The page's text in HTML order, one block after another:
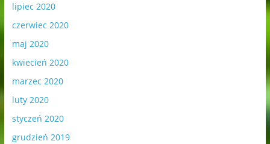
lipiec 2020
czerwiec 2020
maj 2020
kwiecień 2020
marzec 2020
luty 2020
styczeń 2020
grudzień 2019